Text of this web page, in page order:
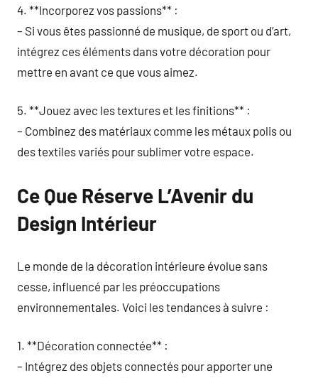
4. **Incorporez vos passions** :
– Si vous êtes passionné de musique, de sport ou d’art,
intégrez ces éléments dans votre décoration pour
mettre en avant ce que vous aimez.
5. **Jouez avec les textures et les finitions** :
– Combinez des matériaux comme les métaux polis ou
des textiles variés pour sublimer votre espace.
Ce Que Réserve L’Avenir du
Design Intérieur
Le monde de la décoration intérieure évolue sans
cesse, influencé par les préoccupations
environnementales. Voici les tendances à suivre :
1. **Décoration connectée** :
– Intégrez des objets connectés pour apporter une